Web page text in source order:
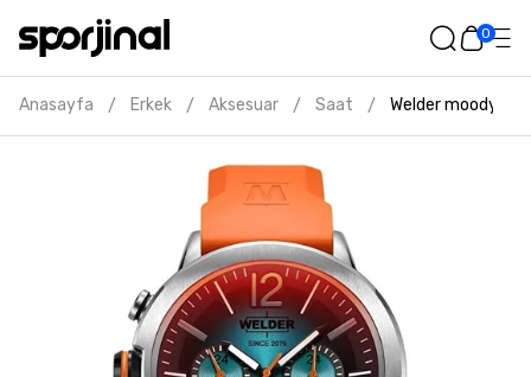
0
Anasayfa / Erkek / Aksesuar / Saat / Welder moody